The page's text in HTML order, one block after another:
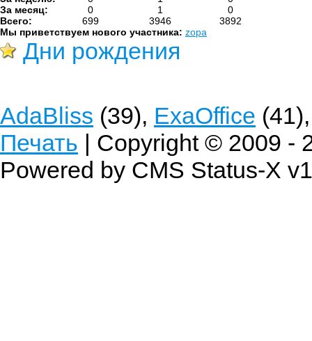
За месяц:
0 1
0
Всего:
699 3946
3892
Мы приветствуем нового участника: zopa
Дни рождения
AdaBliss (39), ExaOffice
Печать | Copyright © 2009 -
Powered by CMS Status-X